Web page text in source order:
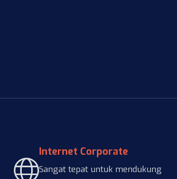
Internet Corporate
Sangat tepat untuk mendukung